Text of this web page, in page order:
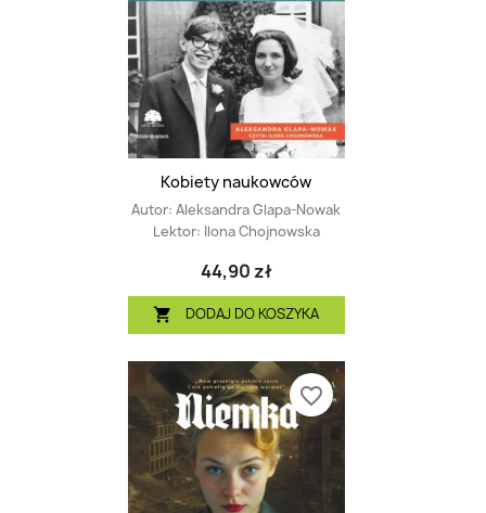
Kobiety naukowców
Autor: Aleksandra Glapa-Nowak
Lektor: Ilona Chojnowska
44,90 zł
 DODAJ DO KOSZYKA
favorite_border